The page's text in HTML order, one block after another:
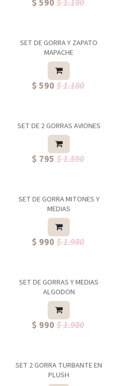
$ 590$ 1.180
SET DE GORRA Y ZAPATO
MAPACHE
$ 590$ 1.180
SET DE 2 GORRAS AVIONES
$ 795 $ 1.590
SET DE GORRA MITONES Y
MEDIAS
$ 990$ 1.980
SET DE GORRAS Y MEDIAS
ALGODON
$ 990$ 1.980
SET 2 GORRA TURBANTE EN
PLUSH